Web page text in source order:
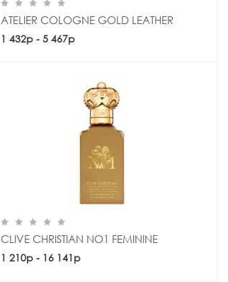
ATELIER COLOGNE GOLD LEATHER
1 432р - 5 467р
CLIVE CHRISTIAN NO1 FEMININE
1 210р - 16 141рКупить